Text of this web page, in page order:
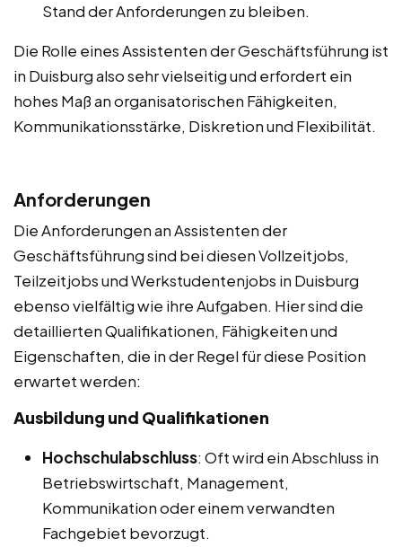
Stand der Anforderungen zu bleiben.
Die Rolle eines Assistenten der Geschäftsführung ist
in Duisburg also sehr vielseitig und erfordert ein
hohes Maß an organisatorischen Fähigkeiten,
Kommunikationsstärke, Diskretion und Flexibilität.
Anforderungen
Die Anforderungen an Assistenten der
Geschäftsführung sind bei diesen Vollzeitjobs,
Teilzeitjobs und Werkstudentenjobs in Duisburg
ebenso vielfältig wie ihre Aufgaben. Hier sind die
detaillierten Qualifikationen, Fähigkeiten und
Eigenschaften, die in der Regel für diese Position
erwartet werden:
Ausbildung und Qualifikationen
Hochschulabschluss: Oft wird ein Abschluss in
Betriebswirtschaft, Management,
Kommunikation oder einem verwandten
Fachgebiet bevorzugt.